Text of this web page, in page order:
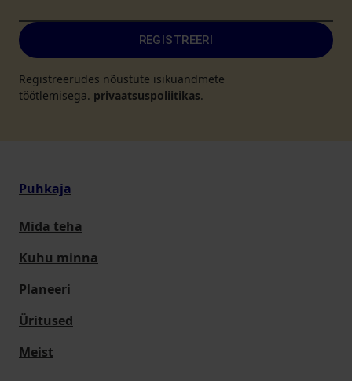
REGISTREERI
Registreerudes nõustute isikuandmete
töötlemisega. privaatsuspoliitikas.
Puhkaja
Mida teha
Kuhu minna
Planeeri
Üritused
Meist